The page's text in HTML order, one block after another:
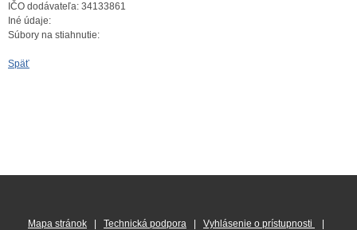
IČO dodávateľa: 34133861
Iné údaje:
Súbory na stiahnutie:
Späť
Mapa stránok Technická podpora Vyhlásenie o prístupnosti